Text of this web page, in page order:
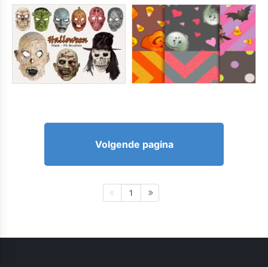
Volgende pagina
1